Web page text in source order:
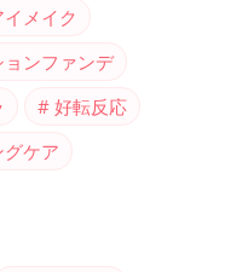
イメイク
ョンファンデ
好転反応
ケア